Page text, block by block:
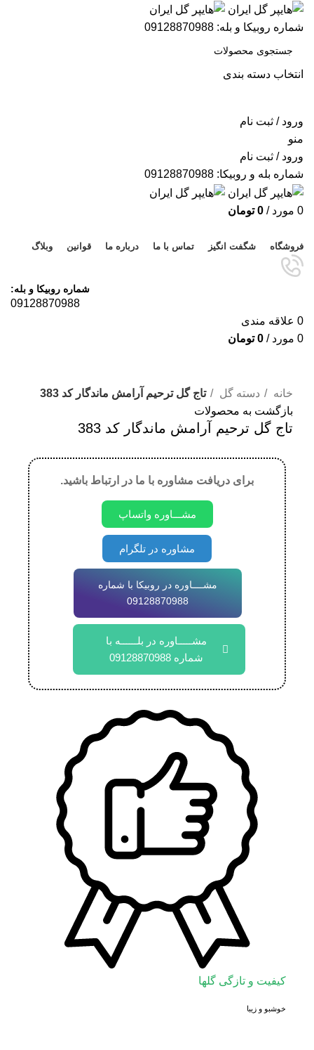
شماره روبیکا و بله: 09128870988
انتخاب دسته بندی
ورود / ثبت نام
منو
ورود / ثبت نام
شماره بله و روبیکا: 09128870988
0 مورد /
0 تومان
فروشگاه شگفت انگیز تماس با ما درباره ما قوانین وبلاگ
شماره روبیکا و بله:
09128870988
0 علاقه مندی
0 مورد /
0 تومان
خانه
دسته گل
تاج گل ترحیم آرامش ماندگار کد 383
بازگشت به محصولات
تاج گل ترحیم آرامش ماندگار کد 383
برای دریافت مشاوره با ما در ارتباط باشید.
مشـــاوره واتساپ
مشاوره در تلگرام
مشــــاوره در روبیکا با شماره
09128870988
مشـــــاوره در بلــــــه با
شماره 09128870988
کیفیت و تازگی گلها
خوشبو و زیبا